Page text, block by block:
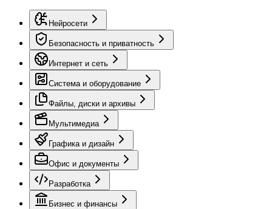
Нейросети
Безопасность и приватность
Интернет и сеть
Система и оборудование
Файлы, диски и архивы
Мультимедиа
Графика и дизайн
Офис и документы
Разработка
Бизнес и финансы